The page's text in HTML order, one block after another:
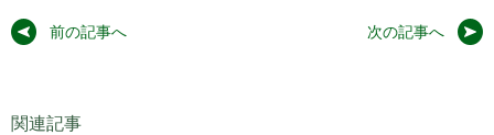
前の記事へ 次の記事へ
関連記事